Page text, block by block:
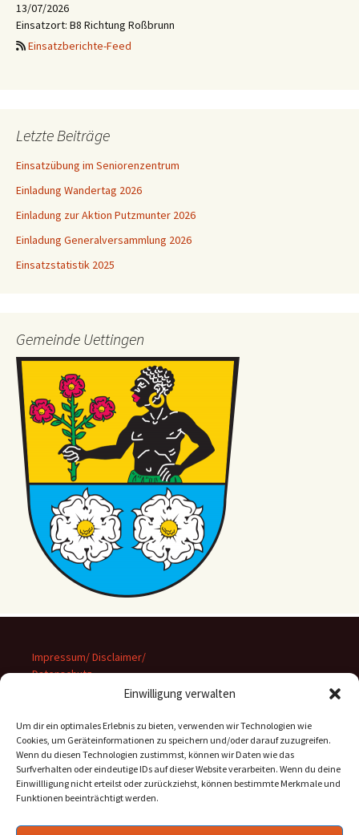
Einwilligung verwalten
Um dir ein optimales Erlebnis zu bieten, verwenden wir Technologien wie
Cookies, um Geräteinformationen zu speichern und/oder darauf zuzugreifen.
Wenn du diesen Technologien zustimmst, können wir Daten wie das
Surfverhalten oder eindeutige IDs auf dieser Website verarbeiten. Wenn du deine
Einwillligung nicht erteilst oder zurückziehst, können bestimmte Merkmale und
Funktionen beeinträchtigt werden.
13/07/2026
Einsatzort: B8 Richtung Roßbrunn
Einsatzberichte-Feed
Letzte Beiträge
Einsatzübung im Seniorenzentrum
Einladung Wandertag 2026
Einladung zur Aktion Putzmunter 2026
Einladung Generalversammlung 2026
Einsatzstatistik 2025
Gemeinde Uettingen
Impressum/ Disclaimer/
Datenschutz
Suchen
nach: